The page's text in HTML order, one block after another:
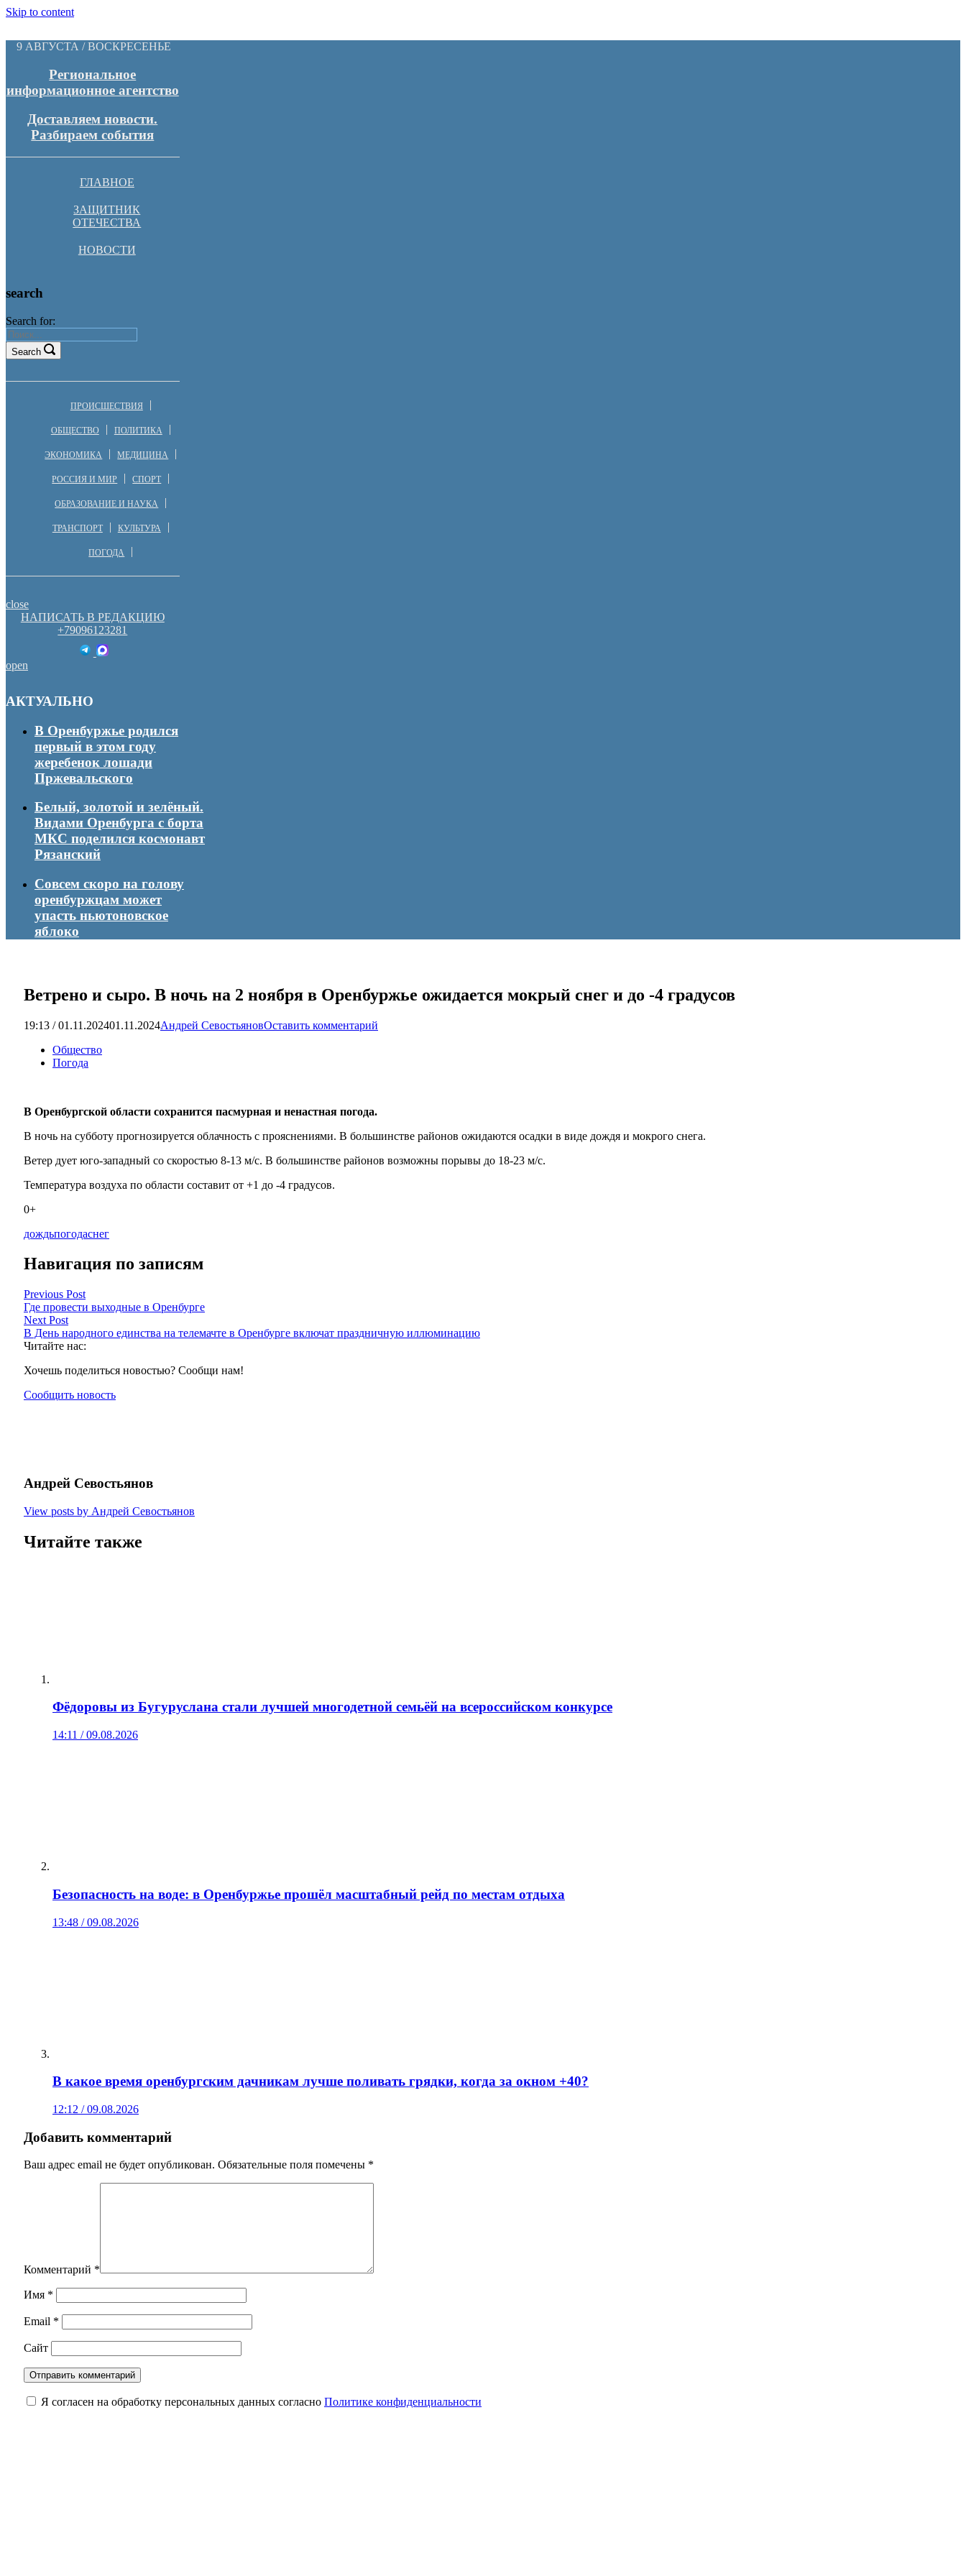
Skip to content
9 АВГУСТА / ВОСКРЕСЕНЬЕ
Региональное
информационное агентство
Доставляем новости.
Разбираем события
ГЛАВНОЕ
ЗАЩИТНИК
ОТЕЧЕСТВА
НОВОСТИ
search
Search for:
Search
ПРОИСШЕСТВИЯ
ОБЩЕСТВО ПОЛИТИКА
ЭКОНОМИКА МЕДИЦИНА
РОССИЯ И МИР СПОРТ
ОБРАЗОВАНИЕ И НАУКА
ТРАНСПОРТ КУЛЬТУРА
ПОГОДА
close
НАПИСАТЬ В РЕДАКЦИЮ
+79096123281
open
АКТУАЛЬНО
В Оренбуржье родился
первый в этом году
жеребенок лошади
Пржевальского
Белый, золотой и зелёный.
Видами Оренбурга с борта
МКС поделился космонавт
Рязанский
Совсем скоро на голову
оренбуржцам может
упасть ньютоновское
яблоко
Ветрено и сыро. В ночь на 2 ноября в Оренбуржье ожидается мокрый снег и до -4 градусов
19:13 / 01.11.202401.11.2024Андрей СевостьяновОставить комментарий
Общество
Погода
В Оренбургской области сохранится пасмурная и ненастная погода.
В ночь на субботу прогнозируется облачность с прояснениями. В большинстве районов ожидаются осадки в виде дождя и мокрого снега.
Ветер дует юго-западный со скоростью 8-13 м/с. В большинстве районов возможны порывы до 18-23 м/с.
Температура воздуха по области составит от +1 до -4 градусов.
0+
дождьпогодаснег
Навигация по записям
Previous Post
Где провести выходные в Оренбурге
Next Post
В День народного единства на телемачте в Оренбурге включат праздничную иллюминацию
Читайте нас:
Хочешь поделиться новостью? Сообщи нам!
Сообщить новость
Андрей Севостьянов
View posts by Андрей Севостьянов
Читайте также
Фёдоровы из Бугуруслана стали лучшей многодетной семьёй на всероссийском конкурсе
14:11 / 09.08.2026
Безопасность на воде: в Оренбуржье прошёл масштабный рейд по местам отдыха
13:48 / 09.08.2026
В какое время оренбургским дачникам лучше поливать грядки, когда за окном +40?
12:12 / 09.08.2026
Добавить комментарий
Ваш адрес email не будет опубликован. Обязательные поля помечены *
Комментарий *
Имя *
Email *
Сайт
Я согласен на обработку персональных данных согласно Политике конфиденциальности